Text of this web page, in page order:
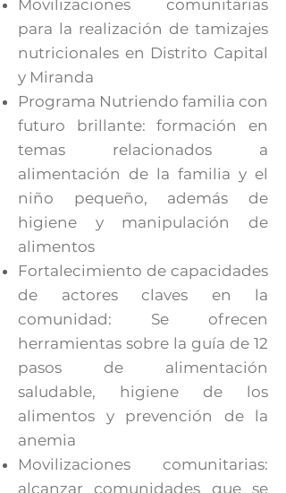
Movilizaciones comunitarias
para la realización de tamizajes
nutricionales en Distrito Capital
y Miranda
Programa Nutriendo familia con
futuro brillante: formación en
temas relacionados a
alimentación de la familia y el
niño pequeño, además de
higiene y manipulación de
alimentos
Fortalecimiento de capacidades
de actores claves en la
comunidad: Se ofrecen
herramientas sobre la guía de 12
pasos de alimentación
saludable, higiene de los
alimentos y prevención de la
anemia
Movilizaciones comunitarias:
alcanzar comunidades que se